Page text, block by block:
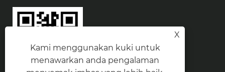
X
Kami menggunakan kuki untuk
menawarkan anda pengalaman